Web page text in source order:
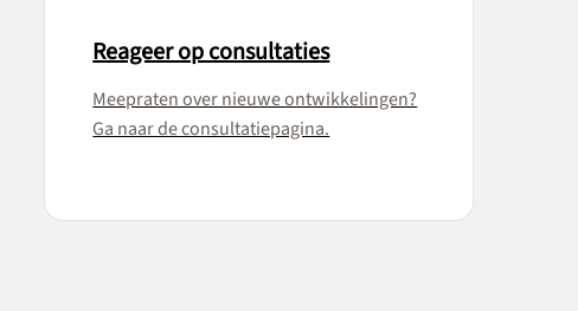
Reageer op consultaties
Meepraten over nieuwe ontwikkelingen?
Ga naar de consultatiepagina.